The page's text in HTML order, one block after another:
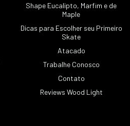
Shape Eucalipto, Marfim e de
Maple
Dicas para Escolher seu Primeiro
Skate
Atacado
Trabalhe Conosco
Contato
Reviews Wood Light